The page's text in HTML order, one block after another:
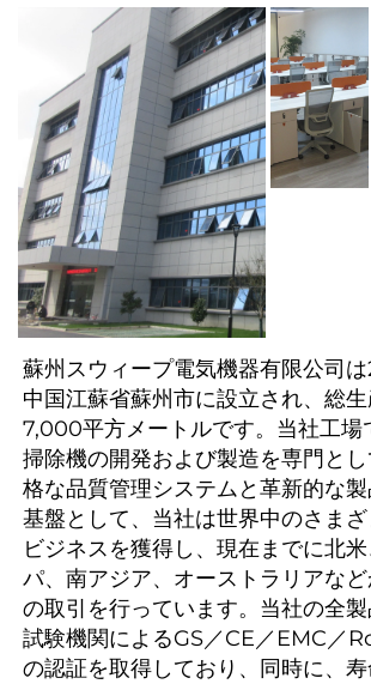
蘇州スウィープ電気機器有限公司
中国江蘇省蘇州市に設立され、総
7,000平方メートルです。当社工場
掃除機の開発および製造を専門と
格な品質管理システムと革新的な
基盤として、当社は世界中のさま
ビジネスを獲得し、現在までに北
パ、南アジア、オーストラリアな
の取引を行っています。当社の全
試験機関によるGS／CE／EMC／
の認証を取得しており、同時に、